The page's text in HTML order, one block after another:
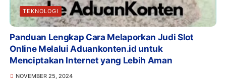
TEKNOLOGI
Panduan Lengkap Cara Melaporkan Judi Slot
Online Melalui Aduankonten.id untuk
Menciptakan Internet yang Lebih Aman
NOVEMBER 25, 2024